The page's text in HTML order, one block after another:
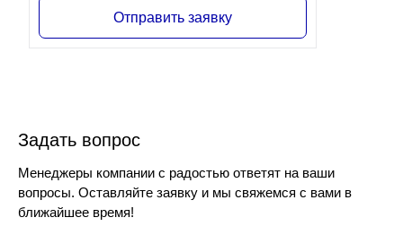
Отправить заявку
Задать вопрос
Менеджеры компании с радостью ответят на ваши
вопросы. Оставляйте заявку и мы свяжемся с вами в
ближайшее время!